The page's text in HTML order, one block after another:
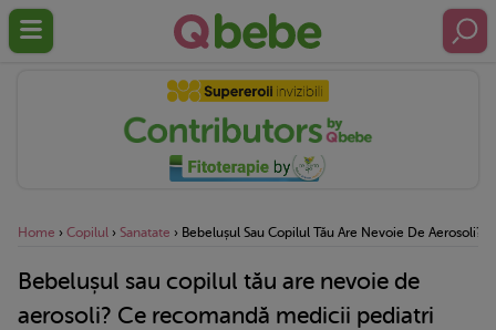
Home › Copilul › Sanatate › Bebelușul Sau Copilul Tău Are Nevoie De Aerosoli?
Bebelușul sau copilul tău are nevoie de
aerosoli? Ce recomandă medicii pediatri